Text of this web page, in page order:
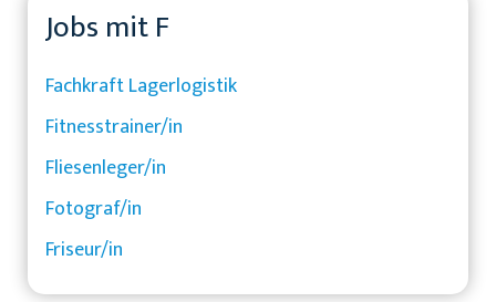
Jobs mit F
Fachkraft Lagerlogistik
Fitnesstrainer/in
Fliesenleger/in
Fotograf/in
Friseur/in